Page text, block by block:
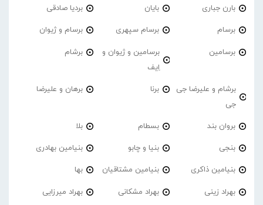
بارن جباری بایان بردیا صادقی
برسام برسام سپهری برسام و ژیوان
برسامین
برسامین و ژیوان و
اِیف
برشام
برشام و علیرضا جی
جی
برنا برهان و علیرضا
بروان بند بسطام بلا
بنجی بنیا و چابو بنیامین بهادری
بنیامین ذاکری بنیامین مشتاقیان بها
بهراد زینی بهراد مشکانی بهراد میرزایی